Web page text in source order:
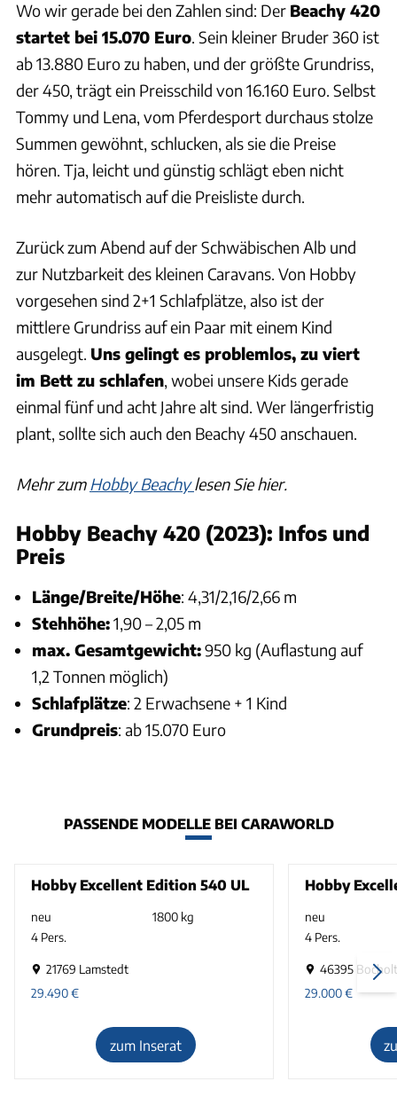
Wo wir gerade bei den Zahlen sind: Der Beachy 420
startet bei 15.070 Euro. Sein kleiner Bruder 360 ist
ab 13.880 Euro zu haben, und der größte Grundriss,
der 450, trägt ein Preisschild von 16.160 Euro. Selbst
Tommy und Lena, vom Pferdesport durchaus stolze
Summen gewöhnt, schlucken, als sie die Preise
hören. Tja, leicht und günstig schlägt eben nicht
mehr automatisch auf die Preisliste durch.
Zurück zum Abend auf der Schwäbischen Alb und
zur Nutzbarkeit des kleinen Caravans. Von Hobby
vorgesehen sind 2+1 Schlafplätze, also ist der
mittlere Grundriss auf ein Paar mit einem Kind
ausgelegt. Uns gelingt es problemlos, zu viert
im Bett zu schlafen, wobei unsere Kids gerade
einmal fünf und acht Jahre alt sind. Wer längerfristig
plant, sollte sich auch den Beachy 450 anschauen.
Mehr zumHobby Beachylesen Sie hier.
Hobby Beachy 420 (2023): Infos und
Preis
Länge/Breite/Höhe: 4,31/2,16/2,66 m
Stehhöhe:1,90 – 2,05 m
max. Gesamtgewicht:950 kg (Auflastung auf
1,2 Tonnen möglich)
Schlafplätze: 2 Erwachsene + 1 Kind
Grundpreis: ab 15.070 Euro
PASSENDE MODELLE BEI CARAWORLD
Hobby Excellent Edition 540 UL
neu
1800 kg
4 Pers.
21769 Lamstedt
29.490€
zum Inserat
Hobby
neu
4 Pers.
46395 Bocholt
29.000€